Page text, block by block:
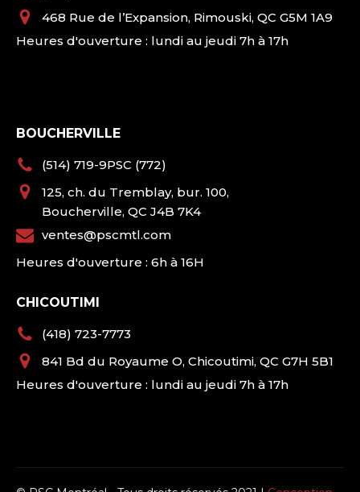
468 Rue de l’Expansion, Rimouski, QC G5M 1A9
Heures d'ouverture : lundi au jeudi 7h à 17h
BOUCHERVILLE
(514) 719-9PSC (772)
125, ch. du Tremblay, bur. 100,
Boucherville, QC J4B 7K4
ventes@pscmtl.com
Heures d'ouverture : 6h à 16H
CHICOUTIMI
(418) 723-7773
841 Bd du Royaume O, Chicoutimi, QC G7H 5B1
Heures d'ouverture : lundi au jeudi 7h à 17h